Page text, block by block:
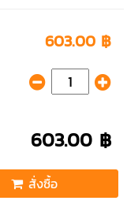
603.00 ฿
603.00 ฿
สั่งซื้อ